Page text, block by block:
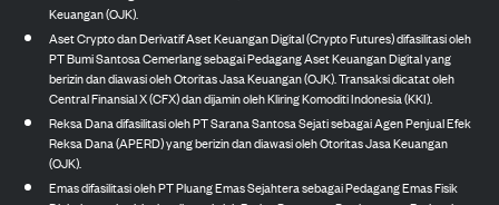
Keuangan (OJK).
Aset Crypto dan Derivatif Aset Keuangan Digital (Crypto Futures) difasilitasi oleh
PT Bumi Santosa Cemerlang sebagai Pedagang Aset Keuangan Digital yang
berizin dan diawasi oleh Otoritas Jasa Keuangan (OJK). Transaksi dicatat oleh
Central Finansial X (CFX) dan dijamin oleh Kliring Komoditi Indonesia (KKI).
Reksa Dana difasilitasi oleh PT Sarana Santosa Sejati sebagai Agen Penjual Efek
Reksa Dana (APERD) yang berizin dan diawasi oleh Otoritas Jasa Keuangan
(OJK).
Emas difasilitasi oleh PT Pluang Emas Sejahtera sebagai Pedagang Emas Fisik